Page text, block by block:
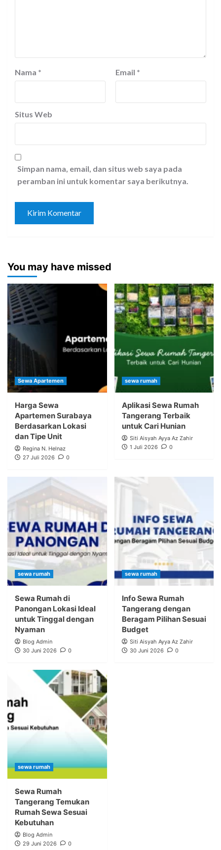
Nama * Email *
Situs Web
Simpan nama, email, dan situs web saya pada
peramban ini untuk komentar saya berikutnya.
You may have missed
Sewa Apartemen
Harga Sewa
Apartemen Surabaya
Berdasarkan Lokasi
dan Tipe Unit
Regina N. Helnaz
27 Juli 2026
0
sewa rumah
Aplikasi Sewa Rumah
Tangerang Terbaik
untuk Cari Hunian
Siti Aisyah Ayya Az Zahir
1 Juli 2026
0
sewa rumah
Sewa Rumah di
Panongan Lokasi Ideal
untuk Tinggal dengan
Nyaman
Blog Admin
30 Juni 2026
0
sewa rumah
Info Sewa Rumah
Tangerang dengan
Beragam Pilihan Sesuai
Budget
Siti Aisyah Ayya Az Zahir
30 Juni 2026
0
sewa rumah
Sewa Rumah
Tangerang Temukan
Rumah Sewa Sesuai
Kebutuhan
Blog Admin
29 Juni 2026
0